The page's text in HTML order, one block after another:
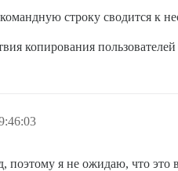
строку сводится к
копирования пользователей
поэтому я не ожидаю, что это